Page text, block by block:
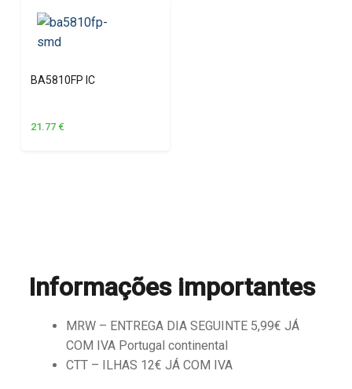
BA5810FP IC
21.77 €
Informações importantes
MRW – ENTREGA DIA SEGUINTE 5,99€ JÁ
COM IVA Portugal continental
CTT – ILHAS 12€ JÁ COM IVA